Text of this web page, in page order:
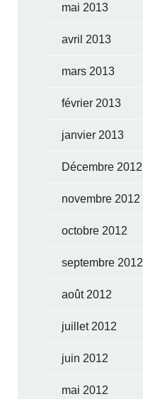
mai 2013
avril 2013
mars 2013
février 2013
janvier 2013
Décembre 2012
novembre 2012
octobre 2012
septembre 2012
août 2012
juillet 2012
juin 2012
mai 2012